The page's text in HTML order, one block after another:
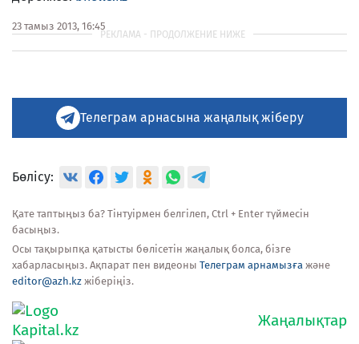
23 тамыз 2013, 16:45
Телеграм арнасына жаңалық жіберу
Бөлісу:
Қате таптыңыз ба? Тінтуірмен белгілеп, Ctrl + Enter түймесін
басыңыз.
Осы тақырыпқа қатысты бөлісетін жаңалық болса, бізге
хабарласыңыз. Ақпарат пен видеоны Телеграм арнамызға және
editor@azh.kz жіберіңіз.